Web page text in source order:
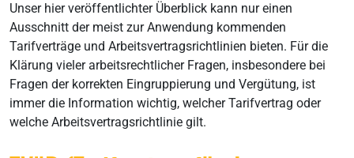
Unser hier veröffentlichter Überblick kann nur einen
Ausschnitt der meist zur Anwendung kommenden
Tarifverträge und Arbeitsvertragsrichtlinien bieten. Für die
Klärung vieler arbeitsrechtlicher Fragen, insbesondere bei
Fragen der korrekten Eingruppierung und Vergütung, ist
immer die Information wichtig, welcher Tarifvertrag oder
welche Arbeitsvertragsrichtlinie gilt.